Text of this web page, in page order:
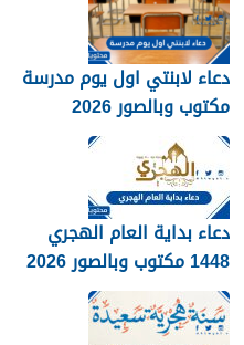
دعاء لابنتي اول يوم مدرسة
مكتوب وبالصور 2026
دعاء بداية العام الهجري
1448 مكتوب وبالصور 2026